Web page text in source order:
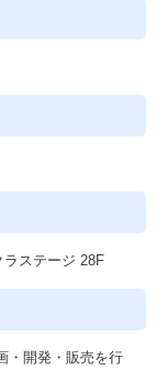
ステージ 28F
・開発・販売を行